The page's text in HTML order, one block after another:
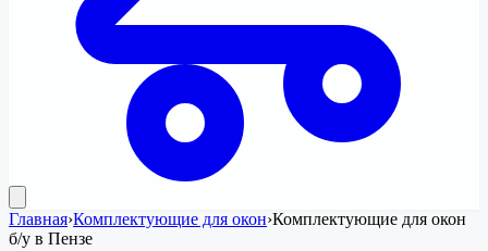
Главная›Комплектующие для окон›Комплектующие для окон
б/у в Пензе